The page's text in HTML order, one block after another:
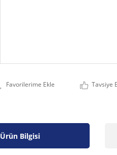
Tavsiye
Ürün Bilgisi